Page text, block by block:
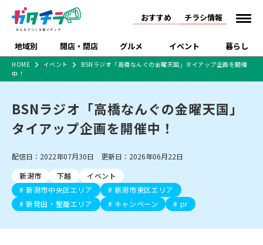
おすすめ チラシ情報
地域別 開店・閉店 グルメ イベント 暮らし
新潟市 下越
中越 上越
佐渡
開店 閉店
リニューアル・移転 休業 開店まとめ
新潟市・開店
新潟市・閉店
長岡市・閉店
上越市・開店
上越市・閉店
ラーメン・開店
ラーメン・閉店
ラーメン 現地レポート
和食 洋食
スイーツ ランチ
体験・販売 祭り・伝統行事
趣味・展示会 ライブ・コンサート
スポーツ
にいがた酒の陣・新潟
酒月
施設・ショップ
住宅メーカー・工務
店
食品メーカー・県産
品
習い事・塾 アパレル・雑貨
フィットネス・ジム
特売セール インタビュー
特集・まとめ記事
セツコママ ランキング
開店まとめ
閉店まとめ 人気記事まとめ
ラーメンまとめ
飲食店まとめ
ショッピングモール・
大型施設
ドラッグストア・ホーム
センター
ファッション
HOME イベント
BSNラジオ「高橋なんぐの金曜天国」タイアップ企画を開催
中！
BSNラジオ「高橋なんぐの金曜天国」
タイアップ企画を開催中！
配信日：2022年07月30日 更新日：2026年06月22日
新潟市
下越
イベント
新潟市中央区エリア
新潟市東区エリア
新発田・聖籠エリア
キャンペーン pr